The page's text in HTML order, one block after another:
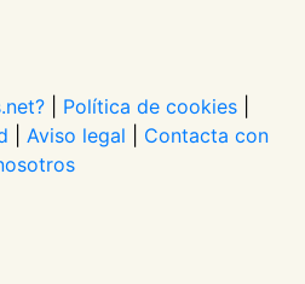
Política de cookies
Aviso legal
Contacta con